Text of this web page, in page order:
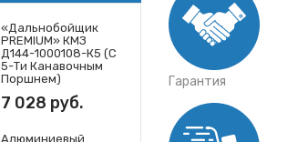
«Дальнобойщик
PREMIUM» КМЗ
Д144-1000108-К5 (с
5-Ти Канавочным
Поршнем)
7 028 руб.
Алюминиевый
Гарантия